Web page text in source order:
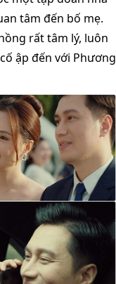
tâm đến bố mẹ.
rất tâm lý, luôn
ập đến với Phương